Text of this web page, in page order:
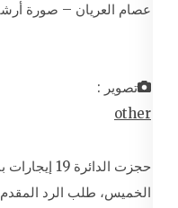
عصام العريان – صورة
تصوير :
other
حجزت
الخميس، طلب الرد المقدم